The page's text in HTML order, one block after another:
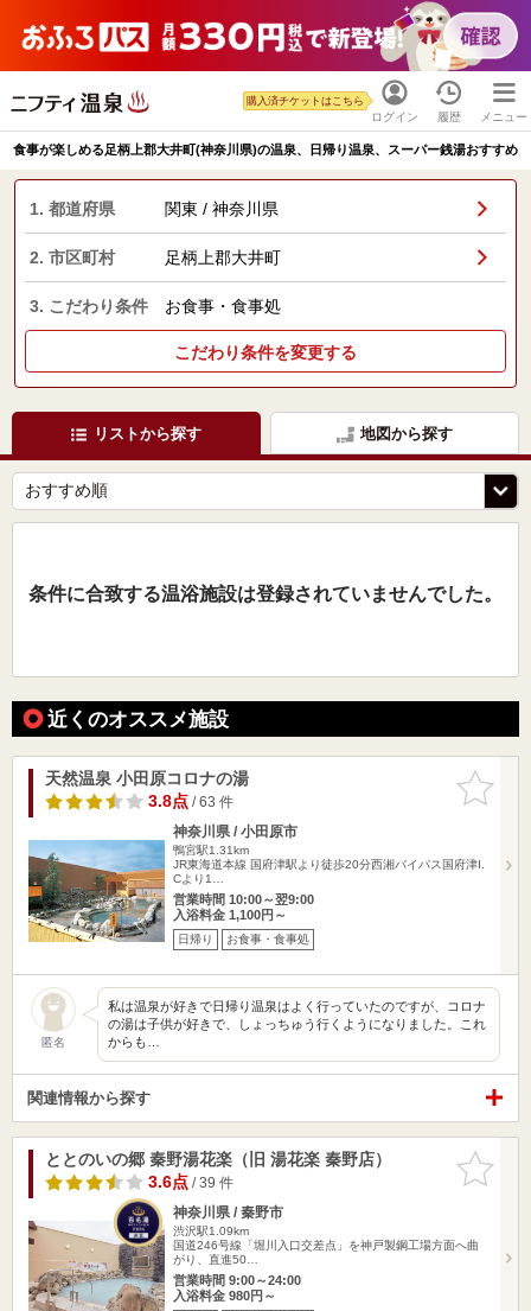
ログイン
購入済チケットはこちら
履歴 メニュー
食事が楽しめる足柄上郡大井町(神奈川県)の温泉、日帰り温泉、スーパー銭湯おすすめ
1. 都道府県 関東 / 神奈川県
2. 市区町村 足柄上郡大井町
3. こだわり条件 お食事・食事処
こだわり条件を変更する
リストから探す 地図から探す
条件に合致する温浴施設は登録されていませんでした。
近くのオススメ施設
お気に入
りに追加
天然温泉 小田原コロナの湯
3.8点/ 63 件
神奈川県 / 小田原市
鴨宮駅1.31km
JR東海道本線 国府津駅より徒歩20分西湘バイパス国府津I.
Cより1…
営業時間 10:00～翌9:00
入浴料金 1,100円～
日帰り お食事・食事処
匿名
私は温泉が好きで日帰り温泉はよく行っていたのですが、コロナ
の湯は子供が好きで、しょっちゅう行くようになりました。これ
からも…
関連情報から探す
お気に入
りに追加
ととのいの郷 秦野湯花楽（旧 湯花楽 秦野店）
3.6点/ 39 件
神奈川県 / 秦野市
渋沢駅1.09km
国道246号線「堀川入口交差点」を神戸製鋼工場方面へ曲
がり、直進50…
営業時間 9:00～24:00
入浴料金 980円～